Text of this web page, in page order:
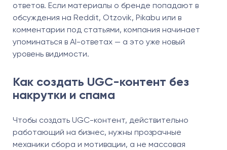
ответов. Если материалы о бренде попадают в
обсуждения на Reddit, Otzovik, Pikabu или в
комментарии под статьями, компания начинает
упоминаться в AI-ответах — а это уже новый
уровень видимости.
Как создать UGC-контент без
накрутки и спама
Чтобы создать UGC-контент, действительно
работающий на бизнес, нужны прозрачные
механики сбора и мотивации, а не массовая